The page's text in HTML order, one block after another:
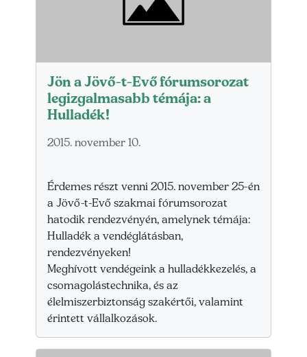
Jön a Jövő-t-Evő fórumsorozat
legizgalmasabb témája: a
Hulladék!
2015. november 10.
Érdemes részt venni 2015. november 25-én
a Jövő-t-Evő szakmai fórumsorozat
hatodik rendezvényén, amelynek témája:
Hulladék a vendéglátásban,
rendezvényeken!
Meghívott vendégeink a hulladékkezelés, a
csomagolástechnika, és az
élelmiszerbiztonság szakértői, valamint
érintett vállalkozások.